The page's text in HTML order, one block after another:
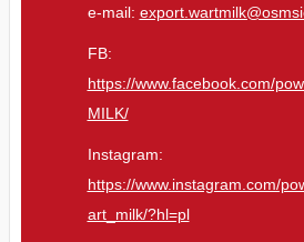
e-mail:
FB:
https://www.facebook.com/
MILK/
Instagram:
https://www.instagram.com/
art_milk/?hl=pl